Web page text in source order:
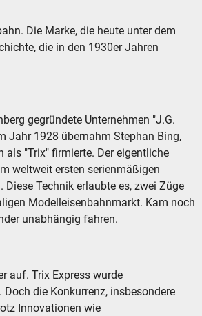
Die Marke, die heute unter dem
die in den 1930er Jahren
gegründete Unternehmen "J.G.
Jahr 1928 übernahm Stephan Bing,
als "Trix" firmierte. Der eigentliche
weltweit ersten serienmäßigen
Technik erlaubte es, zwei Züge
Modelleisenbahnmarkt. Kam noch
unabhängig fahren.
auf. Trix Express wurde
die Konkurrenz, insbesondere
Innovationen wie